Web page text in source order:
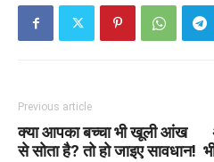
Previous article
क्या आपका बच्चा भी खूली आंख
से सोता है? तो हो जाइए सावधान!